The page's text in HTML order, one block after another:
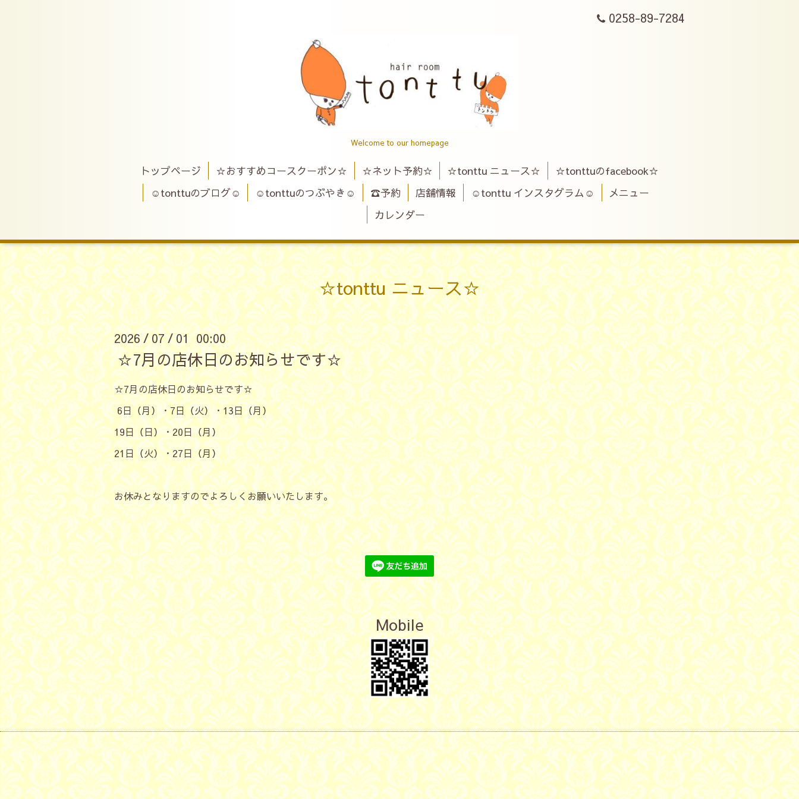
0258-89-7284
Welcome to our homepage
トップページ ☆おすすめコースクーポン☆ ☆ネット予約☆ ☆tonttu ニュース☆
☆tonttuのfacebook☆
☺tonttuのブログ☺
☺tonttuのつぶやき☺ ☎予約 店舗情報 ☺tonttu インスタグラム☺
メニュー
カレンダー
☆tonttu ニュース☆
2026/07/01 00:00
☆7月の店休日のお知らせです☆
☆7月の店休日のお知らせです☆
6日（月）・7日（火）・13日（月）
19日（日）・20日（月）
21日（火）・27日（月）
お休みとなりますのでよろしくお願いいたします。
Mobile